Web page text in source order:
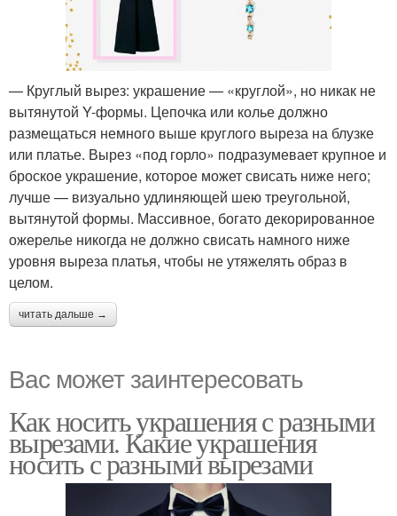
— Круглый вырез: украшение — «круглой», но никак не
вытянутой Y-формы. Цепочка или колье должно
размещаться немного выше круглого выреза на блузке
или платье. Вырез «под горло» подразумевает крупное и
броское украшение, которое может свисать ниже него;
лучше — визуально удлиняющей шею треугольной,
вытянутой формы. Массивное, богато декорированное
ожерелье никогда не должно свисать намного ниже
уровня выреза платья, чтобы не утяжелять образ в
целом.
читать дальше →
Вас может заинтересовать
Как носить украшения с разными
вырезами. Какие украшения
носить с разными вырезами